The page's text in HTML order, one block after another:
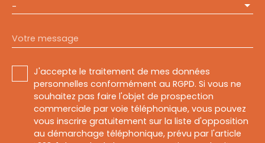
-
Votre message
J'accepte le traitement de mes données
personnelles conformément au RGPD. Si vous ne
souhaitez pas faire l'objet de prospection
commerciale par voie téléphonique, vous pouvez
vous inscrire gratuitement sur la liste d'opposition
au démarchage téléphonique, prévu par l'article